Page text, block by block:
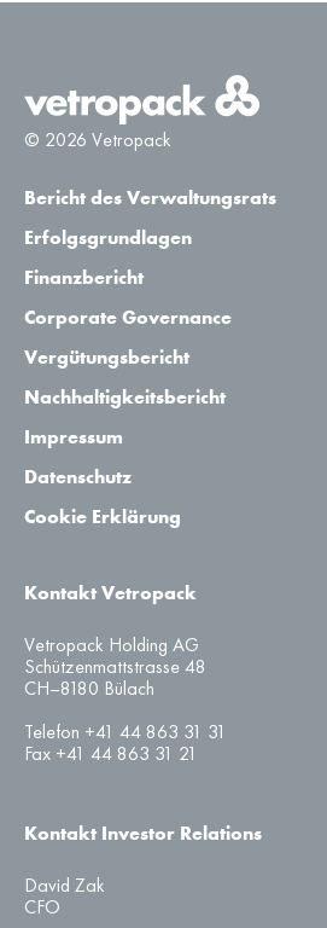
© 2026 Vetropack
Bericht des Verwaltungsrats
Erfolgsgrundlagen
Finanzbericht
Corporate Governance
Vergütungsbericht
Nachhaltigkeitsbericht
Impressum
Datenschutz
Cookie Erklärung
Kontakt Vetropack
Vetropack Holding AG
Schützenmattstrasse 48
CH–8180 Bülach
Telefon +41 44 863 31 31
Fax +41 44 863 31 21
Kontakt Investor Relations
David Zak
CFO